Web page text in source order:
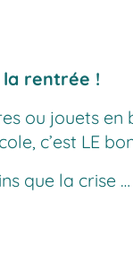
la rentrée !
ou jouets
c’est LE
que la